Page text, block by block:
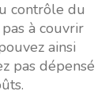
contrôle du
à couvrir
ainsi
pas dépensé